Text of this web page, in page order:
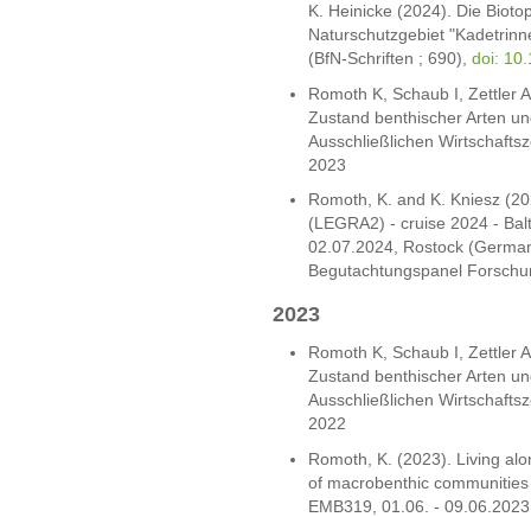
K. Heinicke (2024). Die
Naturschutzgebiet
(BfN-Schriften ; 690), doi:
Romoth K, Schaub I, Zettler
Zustand benthischer Arten
Ausschließlichen
2023
Romoth, K. and K. Kniesz
(LEGRA2) - cruise 2024 -
02.07.2024, Rostock
Begutachtungspanel
2023
Romoth K, Schaub I, Zettler
Zustand benthischer Arten
Ausschließlichen
2022
Romoth, K. (2023). Living
of macrobenthic
EMB319, 01.06. -